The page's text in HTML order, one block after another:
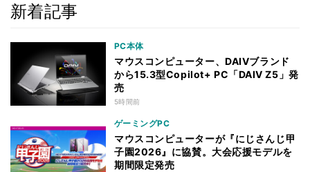
新着記事
PC本体
マウスコンピューター、DAIVブランド
から15.3型Copilot+ PC「DAIV Z5」発
売
5時間前
ゲーミングPC
マウスコンピューターが『にじさんじ甲
子園2026』に協賛。大会応援モデルを
期間限定発売